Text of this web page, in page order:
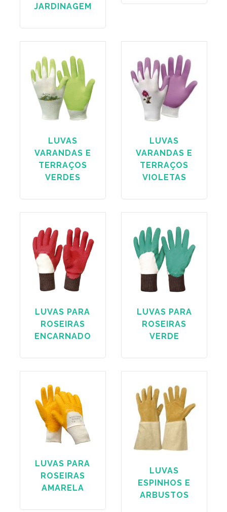
JARDINAGEM
LUVAS
VARANDAS E
TERRAÇOS
VERDES
LUVAS
VARANDAS E
TERRAÇOS
VIOLETAS
LUVAS PARA
ROSEIRAS
ENCARNADO
LUVAS PARA
ROSEIRAS
VERDE
LUVAS PARA
ROSEIRAS
AMARELA
LUVAS
ESPINHOS E
ARBUSTOS